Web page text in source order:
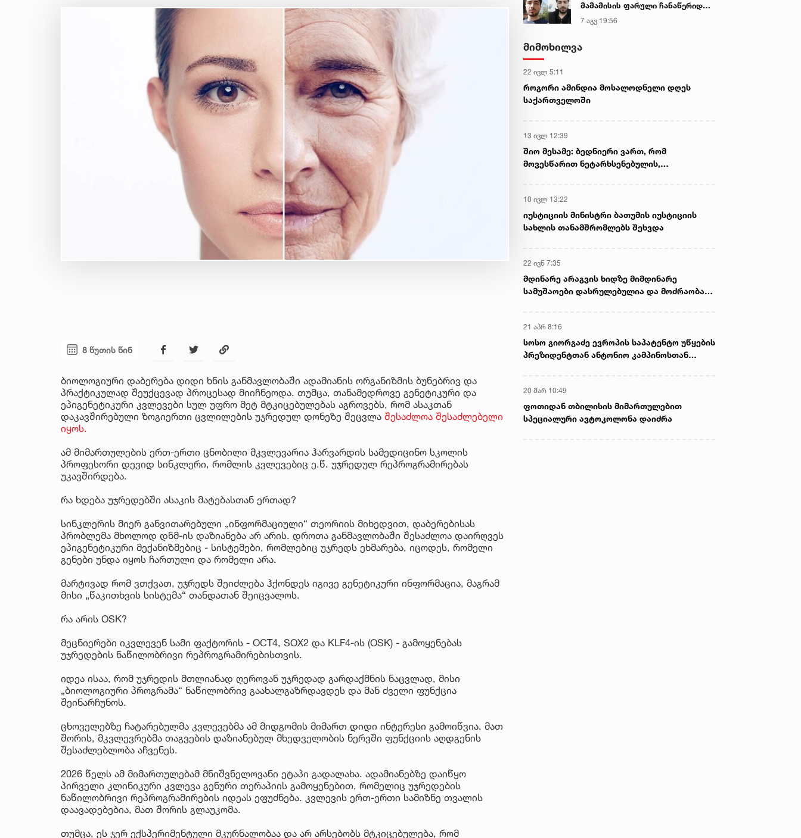
8 წუთის წინ
ბიოლოგიური დაბერება დიდი ხნის განმავლობაში ადამიანის ორგანიზმის ბუნებრივ და
პრაქტიკულად შეუქცევად პროცესად მიიჩნეოდა. თუმცა, თანამედროვე გენეტიკური და
ეპიგენეტიკური კვლევები სულ უფრო მეტ მტკიცებულებას აგროვებს, რომ ასაკთან
დაკავშირებული ზოგიერთი ცვლილების უჯრედულ დონეზე შეცვლა შესაძლოა შესაძლებელი
იყოს.
ამ მიმართულების ერთ-ერთი ცნობილი მკვლევარია ჰარვარდის სამედიცინო სკოლის
პროფესორი დევიდ სინკლერი, რომლის კვლევებიც ე.წ. უჯრედულ რეპროგრამირებას
უკავშირდება.
რა ხდება უჯრედებში ასაკის მატებასთან ერთად?
სინკლერის მიერ განვითარებული „ინფორმაციული“ თეორიის მიხედვით, დაბერებისას
პრობლემა მხოლოდ დნმ-ის დაზიანება არ არის. დროთა განმავლობაში შესაძლოა დაირღვეს
ეპიგენეტიკური მექანიზმებიც - სისტემები, რომლებიც უჯრედს ეხმარება, იცოდეს, რომელი
გენები უნდა იყოს ჩართული და რომელი არა.
მარტივად რომ ვთქვათ, უჯრედს შეიძლება ჰქონდეს იგივე გენეტიკური ინფორმაცია, მაგრამ
მისი „წაკითხვის სისტემა“ თანდათან შეიცვალოს.
რა არის OSK?
მეცნიერები იკვლევენ სამი ფაქტორის - OCT4, SOX2 და KLF4-ის (OSK) - გამოყენებას
უჯრედების ნაწილობრივი რეპროგრამირებისთვის.
იდეა ისაა, რომ უჯრედის მთლიანად ღეროვან უჯრედად გარდაქმნის ნაცვლად, მისი
„ბიოლოგიური პროგრამა“ ნაწილობრივ გაახალგაზრდავდეს და მან ძველი ფუნქცია
შეინარჩუნოს.
ცხოველებზე ჩატარებულმა კვლევებმა ამ მიდგომის მიმართ დიდი ინტერესი გამოიწვია. მათ
შორის, მკვლევრებმა თაგვების დაზიანებულ მხედველობის ნერვში ფუნქციის აღდგენის
შესაძლებლობა აჩვენეს.
2026 წელს ამ მიმართულებამ მნიშვნელოვანი ეტაპი გადალახა. ადამიანებზე დაიწყო
პირველი კლინიკური კვლევა გენური თერაპიის გამოყენებით, რომელიც უჯრედების
ნაწილობრივი რეპროგრამირების იდეას ეფუძნება. კვლევის ერთ-ერთი სამიზნე თვალის
დაავადებებია, მათ შორის გლაუკომა.
თუმცა, ეს ჯერ ექსპერიმენტული მკურნალობაა და არ არსებობს მტკიცებულება, რომ
მამამისის ფარული ჩანაწერიდან
- გიგა ავალიანის მკვლელობის
საქმე
7 აგვ 19:56
მიმოხილვა
22 ივლ 5:11
როგორი ამინდია მოსალოდნელი დღეს
საქართველოში
13 ივლ 12:39
შიო მესამე: ბედნიერი ვართ, რომ
მოვესწარით ნეტარხსენებულის,
10 ივლ 13:22
იუსტიციის მინისტრი ბათუმის იუსტიციის
სახლის თანამშრომლებს შეხვდა
22 ივნ 7:35
მდინარე არაგვის ხიდზე მიმდინარე
სამუშაოები დასრულებულია და მოძრაობა
21 აპრ 8:16
სოსო გიორგაძე ევროპის საპატენტო უწყების
პრეზიდენტთან ანტონიო კამპინოსთან
20 მარ 10:49
ფოთიდან თბილისის მიმართულებით
სპეციალური ავტოკოლონა დაიძრა